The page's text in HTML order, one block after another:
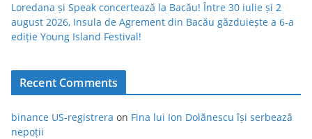
Loredana și Speak concertează la Bacău! Între 30 iulie și 2
august 2026, Insula de Agrement din Bacău găzduiește a 6-a
ediție Young Island Festival!
Recent Comments
binance US-registrera on Fina lui Ion Dolănescu își serbează
nepoții